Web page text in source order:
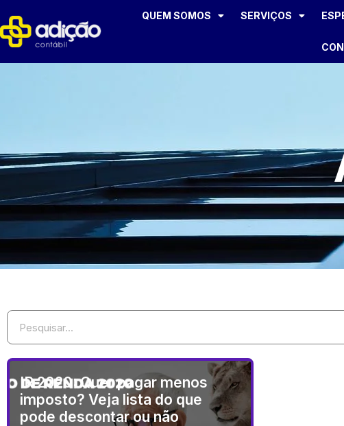
QUEM SOMOS SERVIÇOS
IR 2020: Quer pagar menos
imposto? Veja lista do que
pode descontar ou não